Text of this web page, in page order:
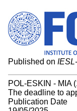
Published on
POL-ESKIN -
The deadline to
Publication Date